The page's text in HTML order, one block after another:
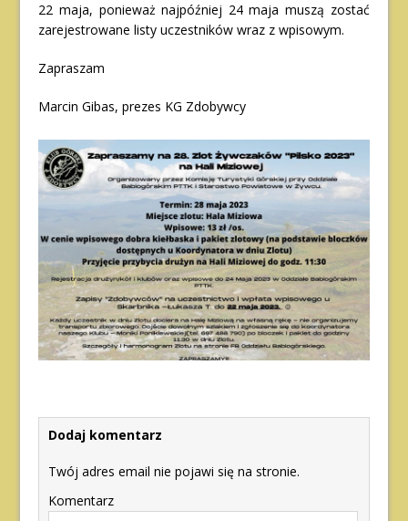
22 maja, ponieważ najpóźniej 24 maja muszą zostać
zarejestrowane listy uczestników wraz z wpisowym.
Zapraszam
Marcin Gibas, prezes KG Zdobywcy
Dodaj komentarz
Twój adres email nie pojawi się na stronie.
Komentarz